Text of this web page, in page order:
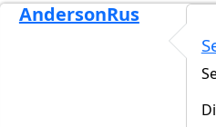
AndersonRus
geänderte